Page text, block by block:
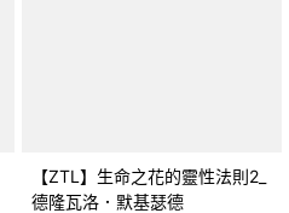
【ZTL】生命之花的靈性法則2_
德隆瓦洛．默基瑟德